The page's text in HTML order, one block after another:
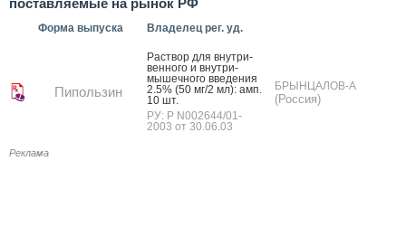
Форма выпуска Владелец рег. уд.
Пипользин
Рас­твор для внут­ри­
вен­но­го и внут­ри­
мышеч­но­го вве­дения
2.5% (50 мг/2 мл): амп.
10 шт.
РУ: Р N002644/01-
2003 от 30.06.03
БРЫНЦАЛОВ-А
(Россия)
Реклама